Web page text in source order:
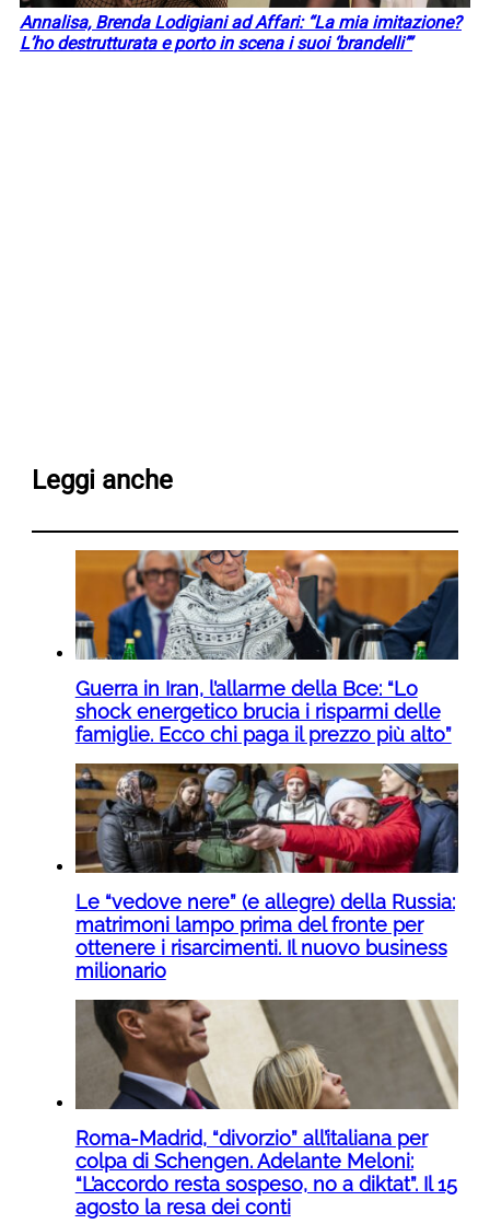
Annalisa, Brenda Lodigiani ad Affari: “La mia imitazione?
L’ho destrutturata e porto in scena i suoi ‘brandelli’”
Leggi anche
Guerra in Iran, l’allarme della Bce: “Lo
shock energetico brucia i risparmi delle
famiglie. Ecco chi paga il prezzo più alto”
Le “vedove nere” (e allegre) della Russia:
matrimoni lampo prima del fronte per
ottenere i risarcimenti. Il nuovo business
milionario
Roma-Madrid, “divorzio” all’italiana per
colpa di Schengen. Adelante Meloni:
“L’accordo resta sospeso, no a diktat”. Il 15
agosto la resa dei conti